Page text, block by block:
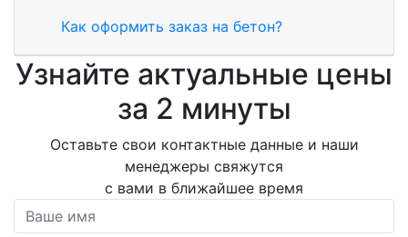
Как оформить заказ на бетон?
Узнайте актуальные цены
за 2 минуты
Оставьте свои контактные данные и наши
менеджеры свяжутся
с вами в ближайшее время